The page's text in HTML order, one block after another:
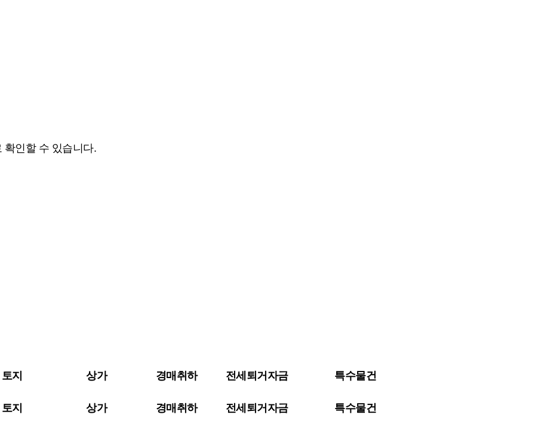
확인할 수 있습니다.
토지 상가 경매취하 전세퇴거자금 특수물건
토지 상가 경매취하 전세퇴거자금 특수물건